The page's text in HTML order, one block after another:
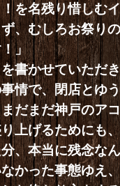
を名残り惜しむ
、むしろお祭り
」
書かせていただ
情で、閉店とゆ
だまだ神戸のア
上げるためにも
、本当に残念な
かった事態ゆえ